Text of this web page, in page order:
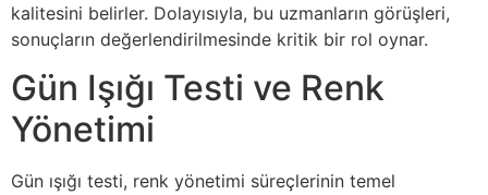
kalitesini belirler. Dolayısıyla, bu uzmanların görüşleri,
sonuçların değerlendirilmesinde kritik bir rol oynar.
Gün Işığı Testi ve Renk
Yönetimi
Gün ışığı testi, renk yönetimi süreçlerinin temel